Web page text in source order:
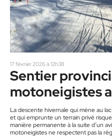
17 février 2026 à 12h38
Sentier
motoneigistes
ralentir des
de l’Achigan
La descente hivernale qui mène au
et qui emprunte un terrain privé
manière permanente à la suite d’un
motoneigistes ne respectent pas la